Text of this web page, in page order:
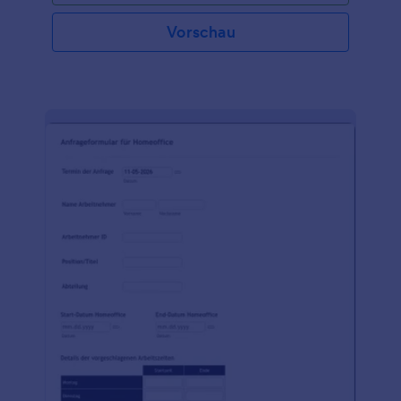
Vorschau